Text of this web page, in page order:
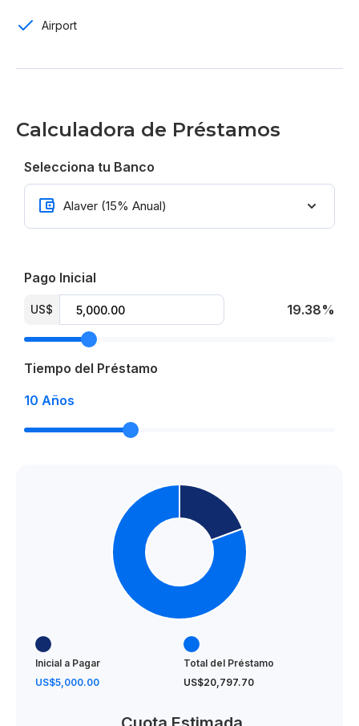
To 5 años para pagar
From US$ 21,000
Airport
Calculadora de Préstamos
Selecciona tu Banco
Pago Inicial
US$ 19.38%
Tiempo del Préstamo
10 Años
Inicial a Pagar
US$5,000.00
Total del Préstamo
US$20,797.70